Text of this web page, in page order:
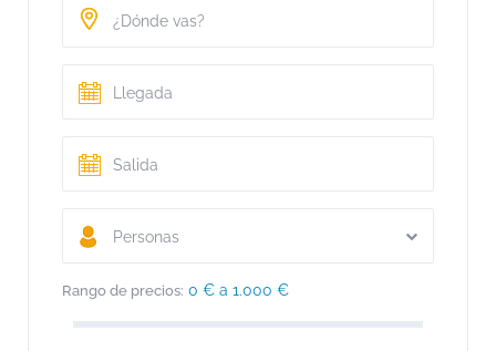
Personas
Rango de precios: 0 € a 1.000 €